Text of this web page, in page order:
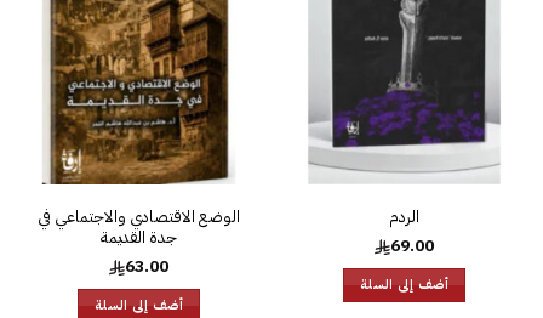
الردم
69.00
أضف إلى السلة
الرغبات
الوضع الاقتصادي والاجتماعي في
جدة القديمة
63.00
أضف إلى السلة